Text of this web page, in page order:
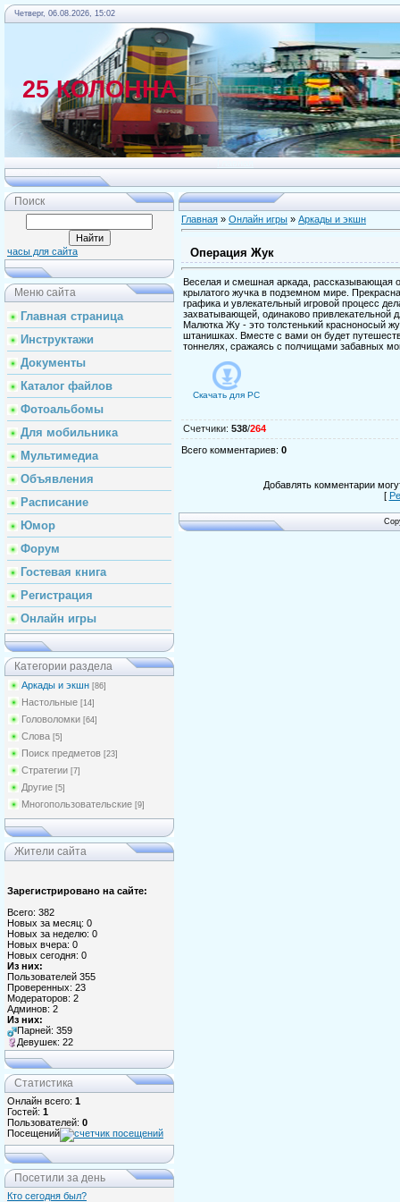
Четверг, 06.08.2026, 15:02
25 КОЛОННА
Поиск
часы для сайта
Меню сайта
Главная страница
Инструктажи
Документы
Каталог файлов
Фотоальбомы
Для мобильника
Мультимедиа
Объявления
Расписание
Юмор
Форум
Гостевая книга
Регистрация
Онлайн игры
Категории раздела
Аркады и экшн [86]
Настольные [14]
Головоломки [64]
Слова [5]
Поиск предметов [23]
Стратегии [7]
Другие [5]
Многопользовательские [9]
Жители сайта
Зарегистрировано на сайте:
Всего: 382
Новых за месяц: 0
Новых за неделю: 0
Новых вчера: 0
Новых сегодня: 0
Из них:
Пользователей 355
Проверенных: 23
Модераторов: 2
Админов: 2
Из них:
Парней: 359
Девушек: 22
Статистика
Онлайн всего: 1
Гостей: 1
Пользователей: 0
Посещений
Посетили за день
Кто сегодня был?
Главная » Онлайн игры » Аркады и экшн
Операция Жук
Веселая и смешная аркада, рассказывающая
крылатого жучка в подземном мире.
графика и увлекательный игровой процесс
захватывающей, одинаково привлекательной
Малютка Жу - это толстенький красноносый
штанишках. Вместе с вами он будет
тоннелях, сражаясь с полчищами забавных
Скачать для PC
Счетчики: 538/264
Всего комментариев: 0
Добавлять комментарии
[